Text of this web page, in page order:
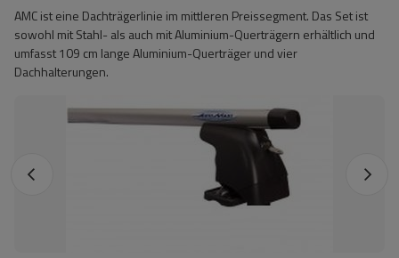
AMC ist eine Dachträgerlinie im mittleren Preissegment. Das Set ist
sowohl mit Stahl- als auch mit Aluminium-Querträgern erhältlich und
umfasst 109 cm lange Aluminium-Querträger und vier
Dachhalterungen.